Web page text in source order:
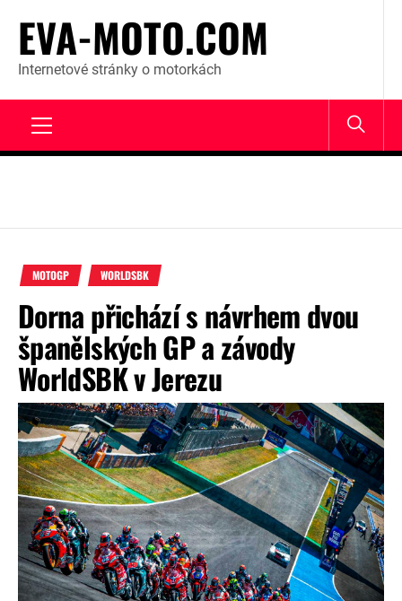
content
EVA-MOTO.COM
Internetové stránky o motorkách
MOTOGP WORLDSBK
Dorna přichází s návrhem dvou
španělských GP a závody
WorldSBK v Jerezu